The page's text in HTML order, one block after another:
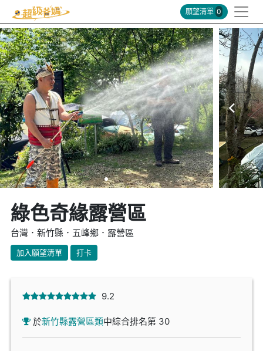
願望清單 0
綠色奇緣露營區
台灣．新竹縣．五峰鄉．露營區
加入願望清單 打卡
9.2
於新竹縣露營區類中綜合排名第 30